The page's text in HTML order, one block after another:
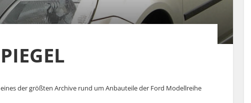
der größten Archive rund um Anbauteile der Ford Modellreihe